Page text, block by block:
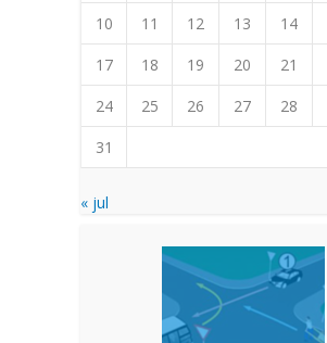
10
11 12 13 14
17
18 19 20 21
24
25 26 27 28
31
« jul